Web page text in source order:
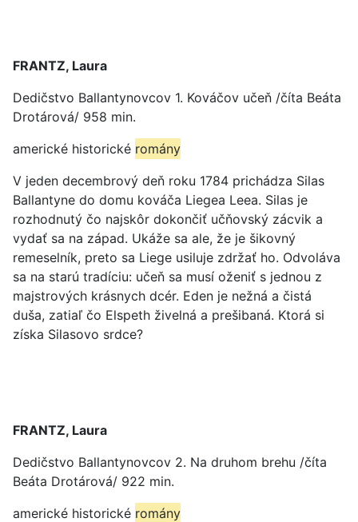
FRANTZ, Laura
Dedičstvo Ballantynovcov 1. Kováčov učeň /číta Beáta
Drotárová/ 958 min.
americké historické romány
V jeden decembrový deň roku 1784 prichádza Silas
Ballantyne do domu kováča Liegea Leea. Silas je
rozhodnutý čo najskôr dokončiť učňovský zácvik a
vydať sa na západ. Ukáže sa ale, že je šikovný
remeselník, preto sa Liege usiluje zdržať ho. Odvoláva
sa na starú tradíciu: učeň sa musí oženiť s jednou z
majstrových krásnych dcér. Eden je nežná a čistá
duša, zatiaľ čo Elspeth živelná a prešibaná. Ktorá si
získa Silasovo srdce?
FRANTZ, Laura
Dedičstvo Ballantynovcov 2. Na druhom brehu /číta
Beáta Drotárová/ 922 min.
americké historické romány